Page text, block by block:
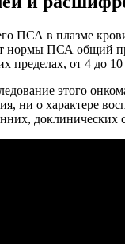
ПСА в плазме
нормы ПСА общий
пределах, от 4 до
этого
ни о характере
доклинических